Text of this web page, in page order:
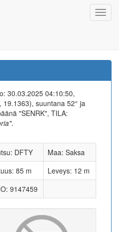
30.03.2025 04:10:50,
suuntana 52° ja
"SENRK", TILA:
.
DFTY
Maa: Saksa
85 m
Leveys: 12 m
9147459